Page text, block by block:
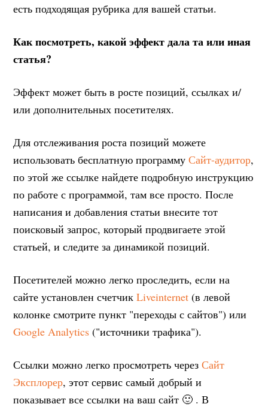
есть подходящая рубрика для вашей статьи.
Как посмотреть, какой эффект дала та или иная
статья?
Эффект может быть в росте позиций, ссылках и/
или дополнительных посетителях.
Для отслеживания роста позиций можете
использовать бесплатную программуСайт-аудитор,
по этой же ссылке найдете подробную инструкцию
по работе с программой, там все просто. После
написания и добавления статьи внесите тот
поисковый запрос, который продвигаете этой
статьей, и следите за динамикой позиций.
Посетителей можно легко проследить, если на
сайте установлен счетчикLiveinternet (в левой
колонке смотрите пункт "переходы с сайтов") или
Google Analytics ("источники трафика").
Ссылки можно легко просмотреть черезСайт
Эксплорер, этот сервис самый добрый и
показывает все ссылки на ваш сайт 🙂 . В